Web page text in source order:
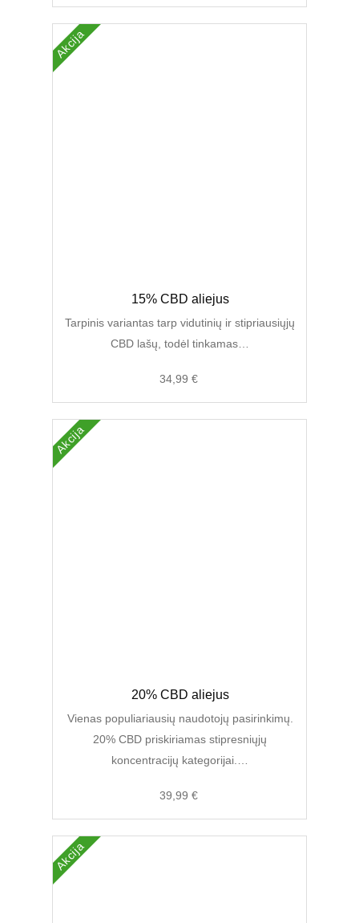
Akcija
15% CBD aliejus
Tarpinis variantas tarp vidutinių ir stipriausiųjų
CBD lašų, todėl tinkamas…
Original
price
was:
55,00 €.
34,99 €
Current
price
is:
34,99 €.
Akcija
20% CBD aliejus
Vienas populiariausių naudotojų pasirinkimų.
20% CBD priskiriamas stipresniųjų
koncentracijų kategorijai.…
Original
price
was:
59,00 €.
39,99 €
Current
price
is:
39,99 €.
Akcija